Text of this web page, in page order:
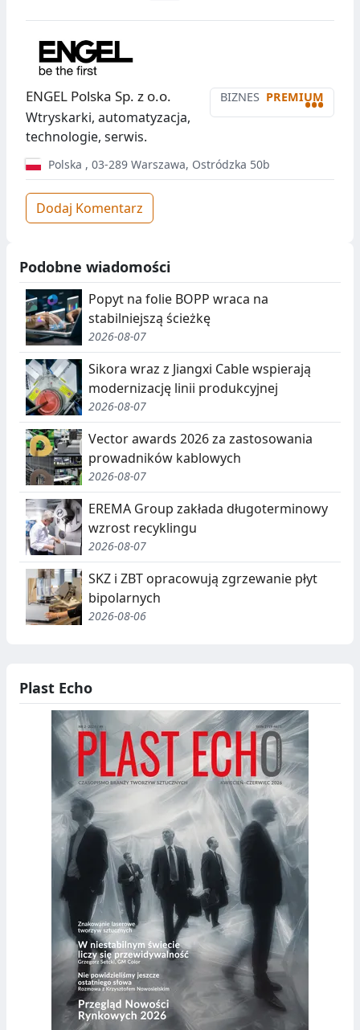
BIZNES PREMIUM
•••
ENGEL Polska Sp. z o.o.
Wtryskarki, automatyzacja,
technologie, serwis.
Polska , 03-289 Warszawa, Ostródzka 50b
Dodaj Komentarz
Podobne wiadomości
Popyt na folie BOPP wraca na
stabilniejszą ścieżkę
2026-08-07
Sikora wraz z Jiangxi Cable wspierają
modernizację linii produkcyjnej
2026-08-07
Vector awards 2026 za zastosowania
prowadników kablowych
2026-08-07
EREMA Group zakłada długoterminowy
wzrost recyklingu
2026-08-07
SKZ i ZBT opracowują zgrzewanie płyt
bipolarnych
2026-08-06
Plast Echo